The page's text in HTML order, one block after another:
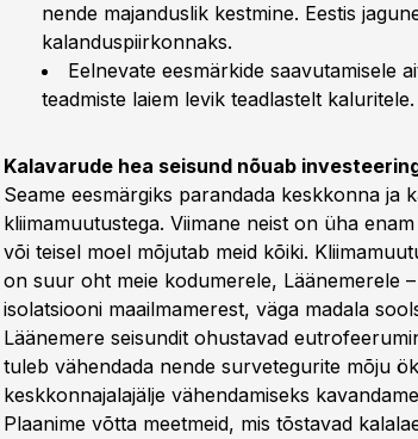
nende majanduslik kestmine. Eestis
kalanduspiirkonnaks.
Eelnevate eesmärkide saavutamisele
teadmiste laiem levik teadlastelt kaluritele.
Kalavarude hea seisund nõuab
Seame eesmärgiks parandada keskkonna ja
kliimamuutustega. Viimane neist on üha
või teisel moel mõjutab meid kõiki.
on suur oht meie kodumerele, Läänemerele
isolatsiooni maailmamerest, väga madala
Läänemere seisundit ohustavad
tuleb vähendada nende survetegurite mõju
keskkonnajalajälje vähendamiseks
Plaanime võtta meetmeid, mis tõstavad